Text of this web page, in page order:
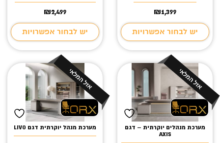
₪1,399
יש לבחור אפשרויות
₪2,499
יש לבחור אפשרויות
מערכת מנהלים יוקרתית – דגם
AXIS
מערכת מנהל יוקרתית דגם LIVO